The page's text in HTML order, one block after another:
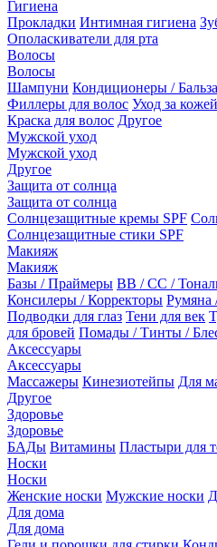
Гигиена
Прокладки Интимная гигиена
Ополаскиватели для рта
Волосы
Волосы
Шампуни Кондиционеры /
Филлеры для волос Уход за
Краска для волос Другое
Мужской уход
Мужской уход
Другое
Защита от солнца
Защита от солнца
Солнцезащитные кремы SPF
Солнцезащитные стики SPF
Макияж
Макияж
Базы / Праймеры BB / CC /
Консилеры / Корректоры Румяна
Подводки для глаз Тени для век
для бровей Помады / Тинты /
Аксессуары
Аксессуары
Массажеры Кинезиотейпы Для
Другое
Здоровье
Здоровье
БАДы Витамины Пластыри для
Носки
Носки
Женские носки Мужские носки
Для дома
Для дома